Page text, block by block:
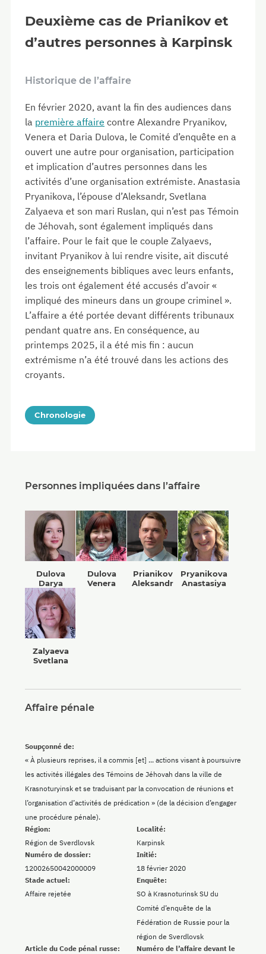
Deuxième cas de Prianikov et
d’autres personnes à Karpinsk
Historique de l’affaire
En février 2020, avant la fin des audiences dans
la première affaire contre Alexandre Pryanikov,
Venera et Daria Dulova, le Comité d’enquête en a
ouvert une autre pour organisation, participation
et implication d’autres personnes dans les
activités d’une organisation extrémiste. Anastasia
Pryanikova, l’épouse d’Aleksandr, Svetlana
Zalyaeva et son mari Ruslan, qui n’est pas Témoin
de Jéhovah, sont également impliqués dans
l’affaire. Pour le fait que le couple Zalyaevs,
invitant Pryanikov à lui rendre visite, ait discuté
des enseignements bibliques avec leurs enfants,
les trois ont également été accusés d’avoir «
impliqué des mineurs dans un groupe criminel ».
L’affaire a été portée devant différents tribunaux
pendant quatre ans. En conséquence, au
printemps 2025, il a été mis fin : aucun
extrémisme n’a été trouvé dans les actions des
croyants.
Chronologie
Personnes impliquées dans l’affaire
Dulova
Darya
Dulova
Venera
Prianikov
Aleksandr
Pryanikova
Anastasiya
Zalyaeva
Svetlana
Affaire pénale
Région:
Région de Sverdlovsk
Localité:
Karpinsk
Soupçonné de:
« À plusieurs reprises, il a commis [et] ... actions visant à poursuivre
les activités illégales des Témoins de Jéhovah dans la ville de
Krasnoturyinsk et se traduisant par la convocation de réunions et
l’organisation d’activités de prédication » (de la décision d’engager
une procédure pénale).
Numéro de dossier:
12002650042000009
Initié:
18 février 2020
Stade actuel:
Affaire rejetée
Enquête:
SO à Krasnoturinsk SU du
Comité d’enquête de la
Fédération de Russie pour la
région de Sverdlovsk
Article du Code pénal russe:
Numéro de l’affaire devant le